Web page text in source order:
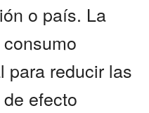
o país. La
para reducir las
efecto